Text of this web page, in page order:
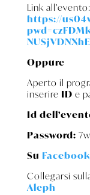
Link all’evento:
https://
Oppure
Aperto il
inserire ID e
Id
Password:
Su Facebook
Collegarsi
Aleph